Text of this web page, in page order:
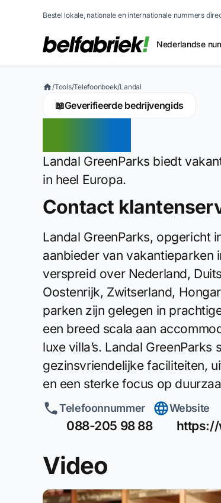
Bestel lokale, nationale en internationale nummers
Nederlandse
/Tools/Telefoonboek/Landal
📖Geverifieerde bedrijvengids
Landal GreenParks biedt
in heel Europa.
Contact
Landal GreenParks, opgericht
aanbieder van vakantieparken
verspreid over Nederland,
Oostenrijk, Zwitserland,
parken zijn gelegen in
een breed scala aan
luxe villa’s. Landal
gezinsvriendelijke faciliteiten,
en een sterke focus op
Telefoonnummer
088-205 98 88
Website
Video